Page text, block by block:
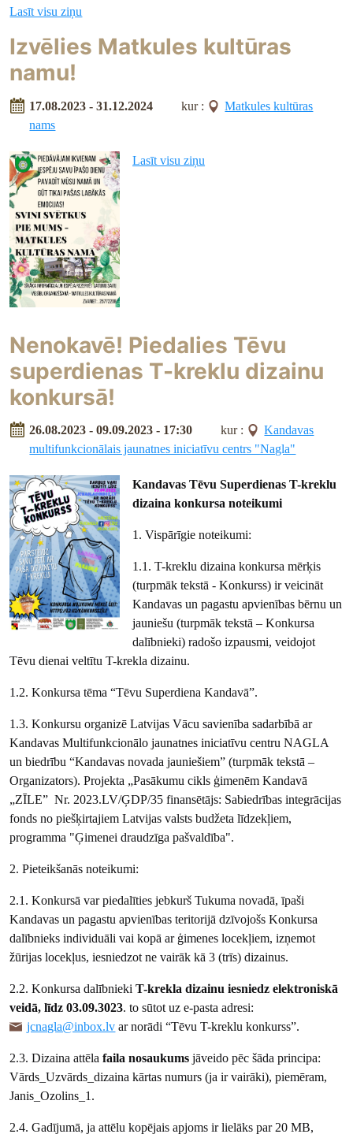
Lasīt visu ziņu
Izvēlies Matkules kultūras
namu!
17.08.2023 - 31.12.2024 kur :
Matkules kultūras
nams
Lasīt visu ziņu
Nenokavē! Piedalies Tēvu
superdienas T-kreklu dizainu
konkursā!
26.08.2023 - 09.09.2023 - 17:30 kur :
Kandavas
multifunkcionālais jaunatnes iniciatīvu centrs "Nagla"
Kandavas Tēvu Superdienas T-kreklu
dizaina konkursa noteikumi
1. Vispārīgie noteikumi:
1.1. T-kreklu dizaina konkursa mērķis
(turpmāk tekstā - Konkurss) ir veicināt
Kandavas un pagastu apvienības bērnu un
jauniešu (turpmāk tekstā – Konkursa
dalībnieki) radošo izpausmi, veidojot
Tēvu dienai veltītu T-krekla dizainu.
1.2. Konkursa tēma “Tēvu Superdiena Kandavā”.
1.3. Konkursu organizē Latvijas Vācu savienība sadarbībā ar
Kandavas Multifunkcionālo jaunatnes iniciatīvu centru NAGLA
un biedrību “Kandavas novada jauniešiem” (turpmāk tekstā –
Organizators). Projekta „Pasākumu cikls ģimenēm Kandavā
„ZĪLE” Nr. 2023.LV/ĢDP/35 finansētājs: Sabiedrības integrācijas
fonds no piešķirtajiem Latvijas valsts budžeta līdzekļiem,
programma "Ģimenei draudzīga pašvaldība".
2. Pieteikšanās noteikumi:
2.1. Konkursā var piedalīties jebkurš Tukuma novadā, īpaši
Kandavas un pagastu apvienības teritorijā dzīvojošs Konkursa
dalībnieks individuāli vai kopā ar ģimenes locekļiem, izņemot
žūrijas locekļus, iesniedzot ne vairāk kā 3 (trīs) dizainus.
2.2. Konkursa dalībniekiT-krekla dizainu iesniedz elektroniskā
veidā, līdz 03.09.3023. to sūtot uz e-pasta adresi:
jcnagla@inbox.lv ar norādi “Tēvu T-kreklu konkurss”.
2.3. Dizaina attēlafaila nosaukums jāveido pēc šāda principa:
Vārds_Uzvārds_dizaina kārtas numurs (ja ir vairāki), piemēram,
Janis_Ozolins_1.
2.4. Gadījumā, ja attēlu kopējais apjoms ir lielāks par 20 MB,